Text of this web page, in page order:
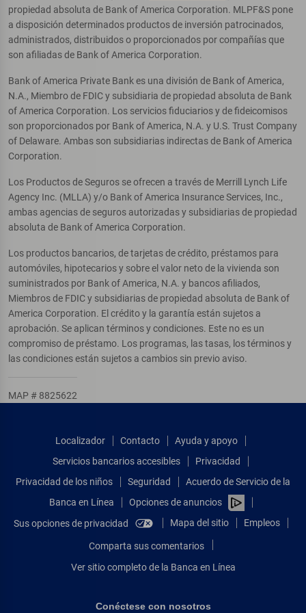
propiedad absoluta de Bank of America Corporation. MLPF&S pone
a disposición determinados productos de inversión patrocinados,
administrados, distribuidos o proporcionados por compañías que
son afiliadas de Bank of America Corporation.
Bank of America Private Bank es una división de Bank of America,
N.A., Miembro de FDIC y subsidiaria de propiedad absoluta de Bank
of America Corporation. Los servicios fiduciarios y de fideicomisos
son proporcionados por Bank of America, N.A. y U.S. Trust Company
of Delaware. Ambas son subsidiarias indirectas de Bank of America
Corporation.
Los Productos de Seguros se ofrecen a través de Merrill Lynch Life
Agency Inc. (MLLA) y/o Bank of America Insurance Services, Inc.,
ambas agencias de seguros autorizadas y subsidiarias de propiedad
absoluta de Bank of America Corporation.
Los productos bancarios, de tarjetas de crédito, préstamos para
automóviles, hipotecarios y sobre el valor neto de la vivienda son
suministrados por Bank of America, N.A. y bancos afiliados,
Miembros de FDIC y subsidiarias de propiedad absoluta de Bank of
America Corporation. El crédito y la garantía están sujetos a
aprobación. Se aplican términos y condiciones. Este no es un
compromiso de préstamo. Los programas, las tasas, los términos y
las condiciones están sujetos a cambios sin previo aviso.
MAP # 8825622
Localizador Contacto
Ayuda y apoyo
Servicios bancarios accesibles
Privacidad
Privacidad de los niños
Seguridad
Acuerdo de Servicio de la
Banca en Línea
Opciones de anuncios
Sus opciones de privacidad
Mapa del sitio Empleos
Comparta sus comentarios
Ver sitio completo de la Banca en Línea
Conéctese con nosotros